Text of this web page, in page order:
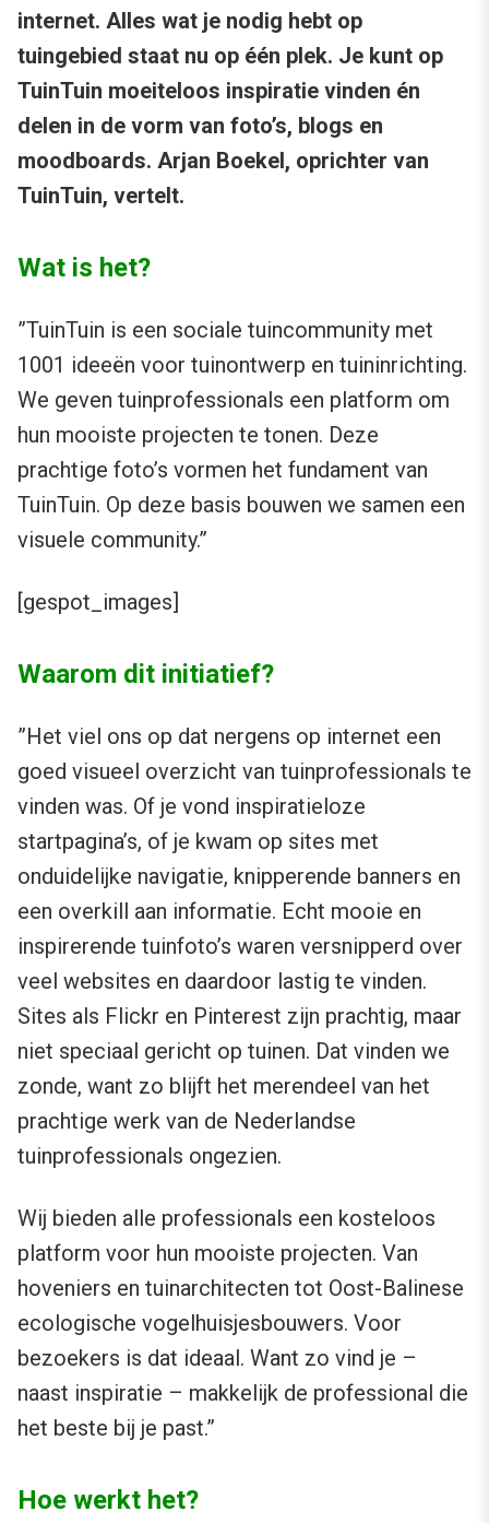
internet. Alles wat je nodig hebt op
tuingebied staat nu op één plek. Je kunt op
TuinTuin moeiteloos inspiratie vinden én
delen in de vorm van foto’s, blogs en
moodboards. Arjan Boekel, oprichter van
TuinTuin, vertelt.
Wat is het?
”TuinTuin is een sociale tuincommunity met
1001 ideeën voor tuinontwerp en tuininrichting.
We geven tuinprofessionals een platform om
hun mooiste projecten te tonen. Deze
prachtige foto’s vormen het fundament van
TuinTuin. Op deze basis bouwen we samen een
visuele community.”
[gespot_images]
Waarom dit initiatief?
”Het viel ons op dat nergens op internet een
goed visueel overzicht van tuinprofessionals te
vinden was. Of je vond inspiratieloze
startpagina’s, of je kwam op sites met
onduidelijke navigatie, knipperende banners en
een overkill aan informatie. Echt mooie en
inspirerende tuinfoto’s waren versnipperd over
veel websites en daardoor lastig te vinden.
Sites als Flickr en Pinterest zijn prachtig, maar
niet speciaal gericht op tuinen. Dat vinden we
zonde, want zo blijft het merendeel van het
prachtige werk van de Nederlandse
tuinprofessionals ongezien.
Wij bieden alle professionals een kosteloos
platform voor hun mooiste projecten. Van
hoveniers en tuinarchitecten tot Oost-Balinese
ecologische vogelhuisjesbouwers. Voor
bezoekers is dat ideaal. Want zo vind je –
naast inspiratie – makkelijk de professional die
het beste bij je past.”
Hoe werkt het?